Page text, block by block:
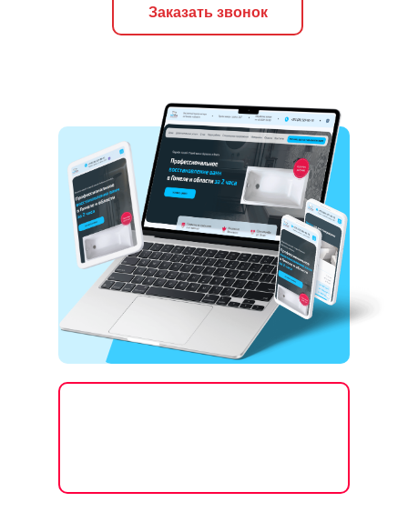
Заказать звонок